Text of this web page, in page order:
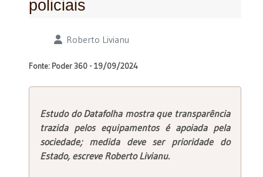
policiais
Detalhes Roberto Livianu
Fonte: Poder 360 - 19/09/2024
Estudo do Datafolha mostra que transparência
trazida pelos equipamentos é apoiada pela
sociedade; medida deve ser prioridade do
Estado, escreve Roberto Livianu.